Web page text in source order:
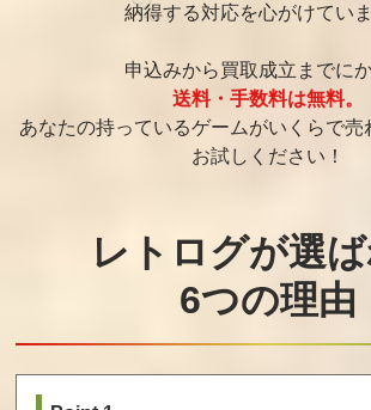
納得する対応を心がけていま
申込みから買取成立までに
送料・手数料は無料。
あなたの持っているゲームがいくらで売
お試しください！
レトログが選
6つの理由